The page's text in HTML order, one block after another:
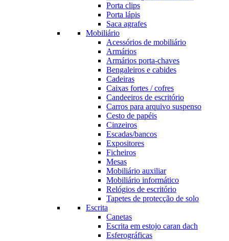
Porta clips
Porta lápis
Saca agrafes
Mobiliário
Acessórios de mobiliário
Armários
Armários porta-chaves
Bengaleiros e cabides
Cadeiras
Caixas fortes / cofres
Candeeiros de escritório
Carros para arquivo suspenso
Cesto de papéis
Cinzeiros
Escadas/bancos
Expositores
Ficheiros
Mesas
Mobiliário auxiliar
Mobiliário informático
Relógios de escritório
Tapetes de protecção de solo
Escrita
Canetas
Escrita em estojo caran dach
Esferográficas